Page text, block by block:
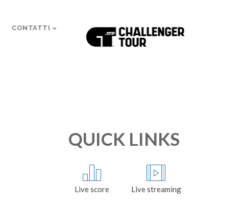
CONTATTI
QUICK LINKS
Live score Live streaming